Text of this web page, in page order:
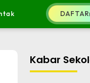
DAFTAR
Kabar